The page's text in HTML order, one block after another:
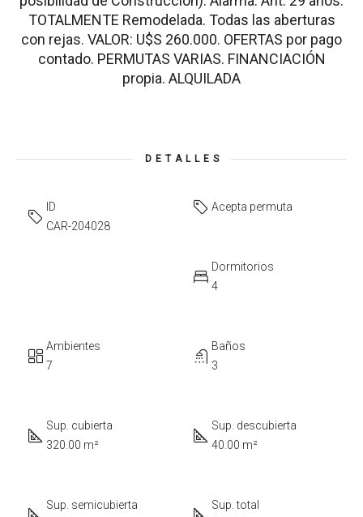
TOTALMENTE Remodelada. Todas las aberturas
con rejas. VALOR: U$S 260.000. OFERTAS por pago
contado. PERMUTAS VARIAS. FINANCIACIÓN
propia. ALQUILADA
DETALLES
ID
CAR-204028
Acepta permuta
Dormitorios
4
Ambientes
7
Baños
3
Sup. cubierta
320.00 m²
Sup. descubierta
40.00 m²
Sup. semicubierta
Sup. total